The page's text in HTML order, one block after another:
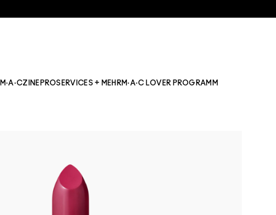
M·A·CZINE PROSERVICES + MEHR M·A·C LOVER PROGRAMM